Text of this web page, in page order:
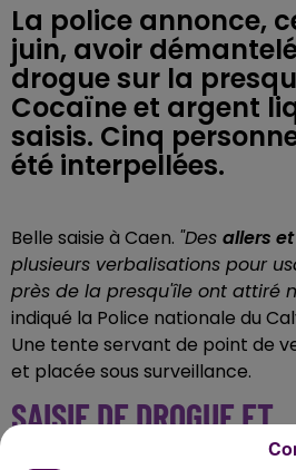
La police annonce,
juin, avoir
drogue sur la
Cocaïne et argent
saisis. Cinq
été interpellées.
Belle saisie à Caen. "Des allers
plusieurs verbalisations pour
près de la presqu'île ont attiré
indiqué la Police nationale du
Une tente servant de point de
et placée sous surveillance.
SAISIE DE DROGUE ET